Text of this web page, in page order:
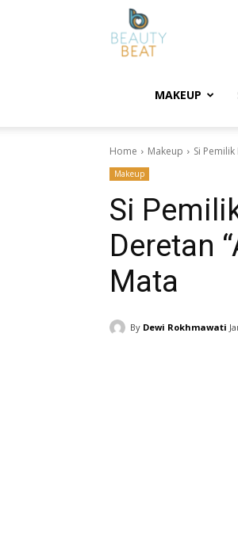
MAKEUP
Home Makeup Si
Makeup
Si
Deretan
Mata
By Dewi Rokhmawati